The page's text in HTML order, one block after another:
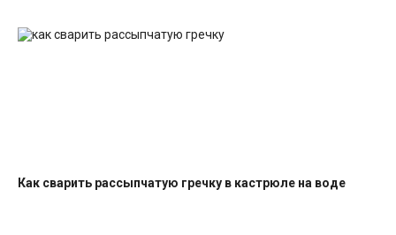
Как сварить рассыпчатую гречку в кастрюле на воде